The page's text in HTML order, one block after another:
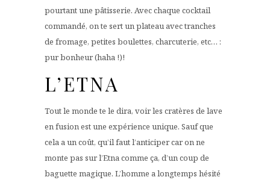
pourtant une pâtisserie. Avec chaque cocktail
commandé, on te sert un plateau avec tranches
de fromage, petites boulettes, charcuterie, etc… :
pur bonheur (haha !)!
L’ETNA
Tout le monde te le dira, voir les cratères de lave
en fusion est une expérience unique. Sauf que
cela a un coût, qu’il faut l’anticiper car on ne
monte pas sur l’Etna comme ça, d’un coup de
baguette magique. L’homme a longtemps hésité